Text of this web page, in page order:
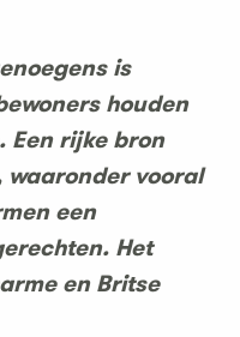
is
houden
Een rijke bron
vooral
een
Het
en Britse